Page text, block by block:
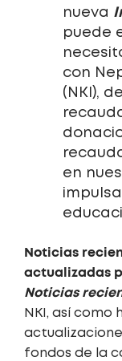
nueva
puede
con
(NKI),
en
Noticias
actualizadas
Noticias
NKI, así como
fondos de la